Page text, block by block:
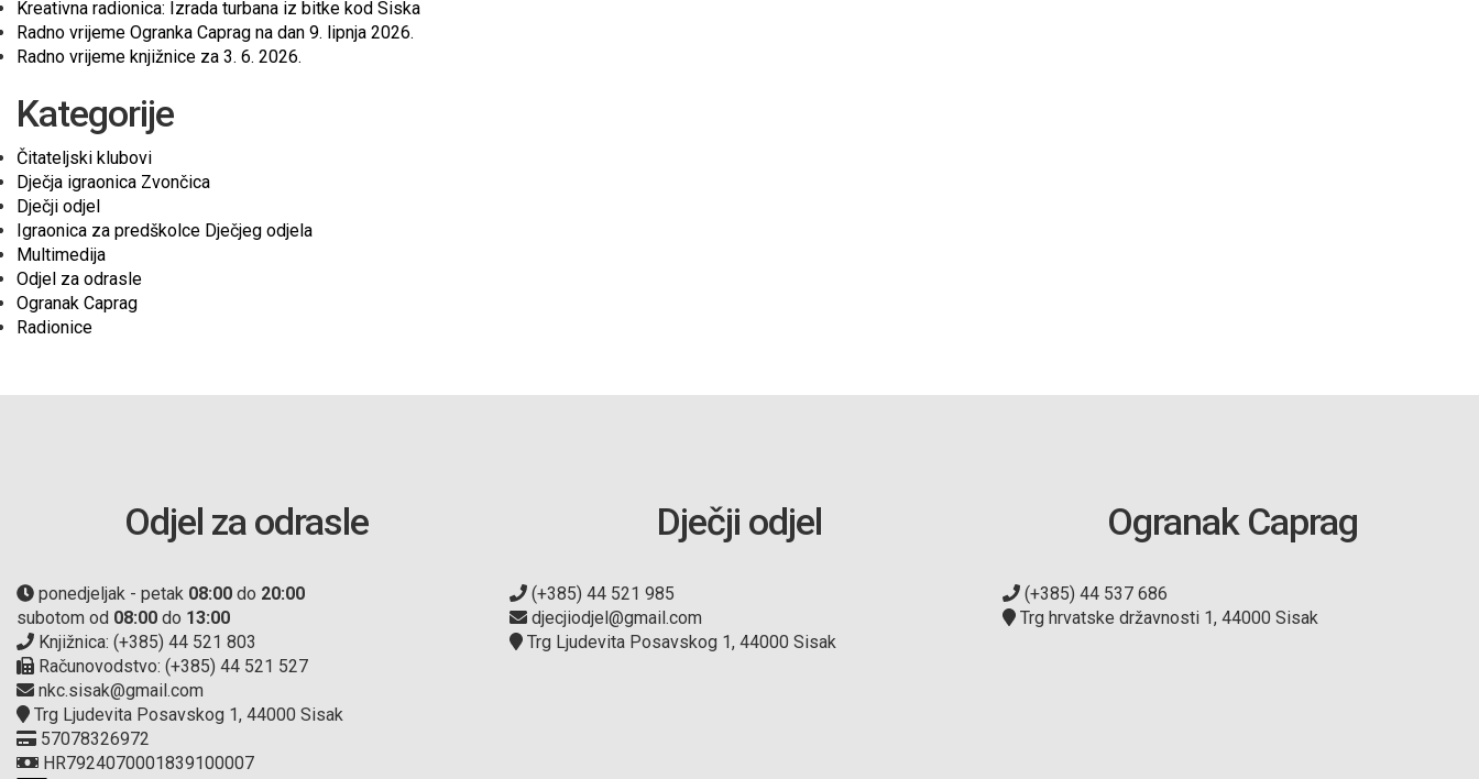
Kreativna radionica: Izrada turbana iz bitke kod Siska
Radno vrijeme Ogranka Caprag na dan 9. lipnja 2026.
Radno vrijeme knjižnice za 3. 6. 2026.
Kategorije
Čitateljski klubovi
Dječja igraonica Zvončica
Dječji odjel
Igraonica za predškolce Dječjeg odjela
Multimedija
Odjel za odrasle
Ogranak Caprag
Radionice
Odjel za odrasle
ponedjeljak - petak 08:00 do 20:00
subotom od 08:00 do 13:00
Knjižnica: (+385) 44 521 803
Računovodstvo: (+385) 44 521 527
nkc.sisak@gmail.com
Trg Ljudevita Posavskog 1, 44000 Sisak
57078326972
HR7924070001839100007
Dječji odjel
(+385) 44 521 985
djecjiodjel@gmail.com
Trg Ljudevita Posavskog 1, 44000 Sisak
Ogranak Caprag
(+385) 44 537 686
Trg hrvatske državnosti 1, 44000 Sisak